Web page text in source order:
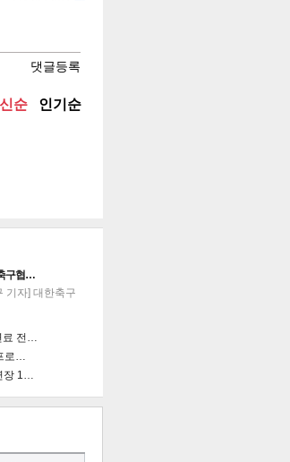
인쇄 목록
구협…
기자] 대한축구
료 전…
로…
장 1…